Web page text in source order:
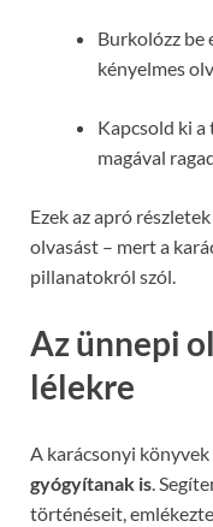
Burkolózz be
kényelmes
Kapcsold ki
magával
Ezek az apró
olvasást – mert a
pillanatokról szól.
Az ünnepi
lélekre
A karácsonyi
gyógyítanak is.
történéseit,